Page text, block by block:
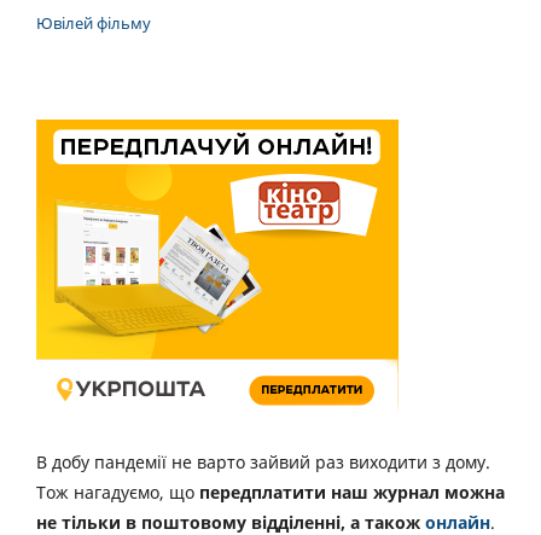
Ювілей фільму
В добу пандемії не варто зайвий раз виходити з дому.
Тож нагадуємо, що передплатити наш журнал можна
не тільки в поштовому відділенні, а також онлайн.